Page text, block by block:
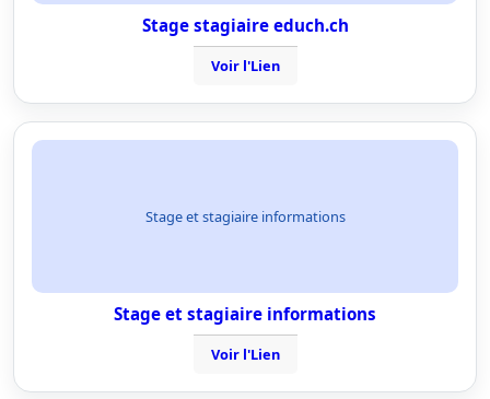
Stage stagiaire educh.ch
Voir l'Lien
Stage et stagiaire informations
Stage et stagiaire informations
Voir l'Lien